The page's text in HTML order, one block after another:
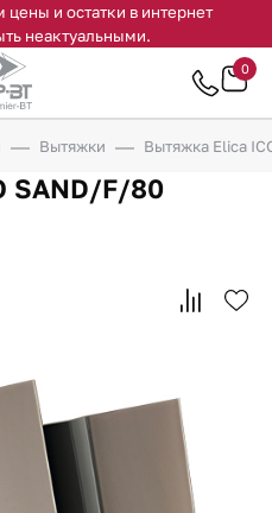
и остатки в интернет
неактуальными.
0
Вытяжки Вытяжка Elica
SAND/F/80